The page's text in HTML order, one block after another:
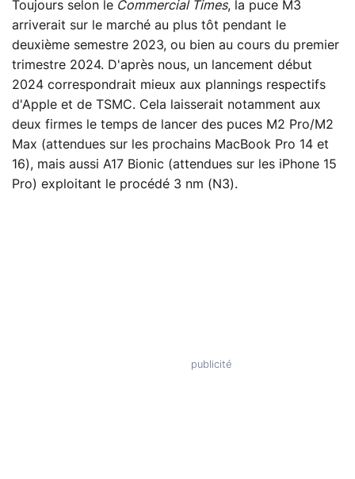
Toujours selon le Commercial Times, la puce M3
arriverait sur le marché au plus tôt pendant le
deuxième semestre 2023, ou bien au cours du premier
trimestre 2024. D'après nous, un lancement début
2024 correspondrait mieux aux plannings respectifs
d'Apple et de TSMC. Cela laisserait notamment aux
deux firmes le temps de lancer des puces M2 Pro/M2
Max (attendues sur les prochains MacBook Pro 14 et
16), mais aussi A17 Bionic (attendues sur les iPhone 15
Pro) exploitant le procédé 3 nm (N3).